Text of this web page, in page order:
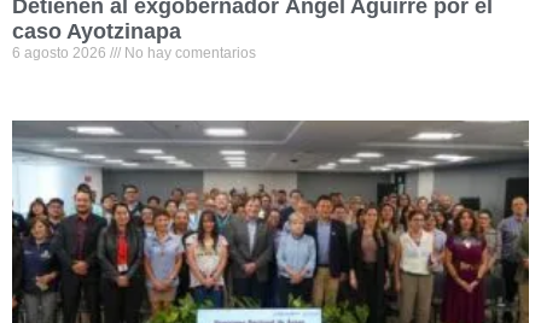
Detienen al exgobernador Ángel Aguirre por el
caso Ayotzinapa
6 agosto 2026 No hay comentarios